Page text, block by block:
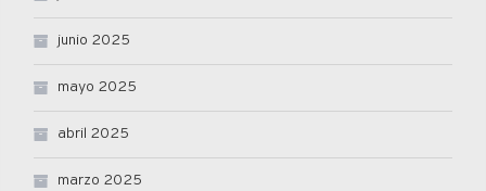
junio 2025
mayo 2025
abril 2025
marzo 2025